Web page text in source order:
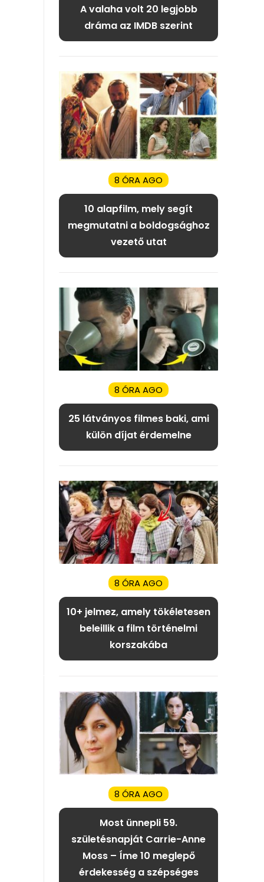
A valaha volt 20 legjobb
dráma az IMDB szerint
8 ÓRA AGO
10 alapfilm, mely segít
megmutatni a boldogsághoz
vezető utat
8 ÓRA AGO
25 látványos filmes baki, ami
külön díjat érdemelne
8 ÓRA AGO
10+ jelmez, amely tökéletesen
beleillik a film történelmi
korszakába
8 ÓRA AGO
Most ünnepli 59.
születésnapját Carrie-Anne
Moss – Íme 10 meglepő
érdekesség a szépséges